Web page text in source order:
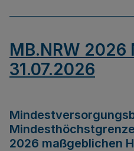
MB.NRW 2026
31.07.2026
2026 maßgeblichen